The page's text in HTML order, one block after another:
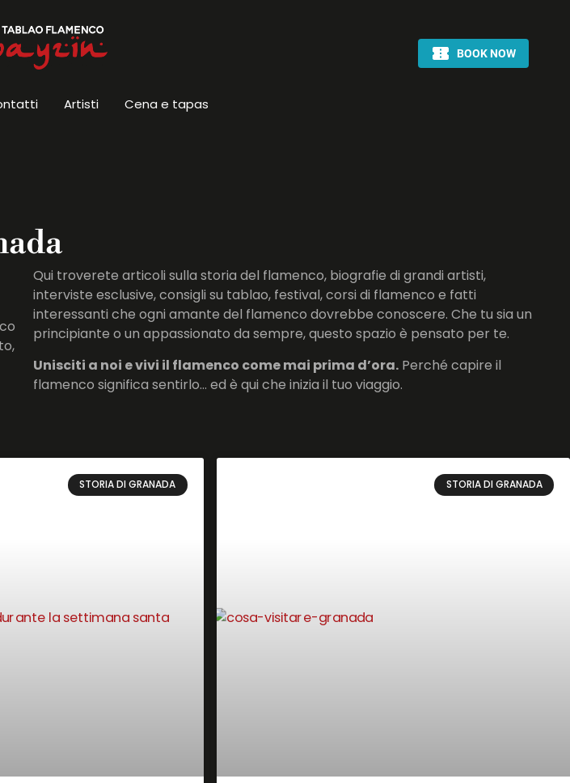
Artisti Cena e tapas
Qui troverete articoli sulla storia del flamenco, biografie di grandi artisti,
interviste esclusive, consigli su tablao, festival, corsi di flamenco e fatti
interessanti che ogni amante del flamenco dovrebbe conoscere. Che tu sia un
principiante o un appassionato da sempre, questo spazio è pensato per te.
Unisciti a noi e vivi il flamenco come mai prima d’ora.
flamenco significa sentirlo… ed è qui che inizia il tuo viaggio.
STORIA DI GRANADA STORIA DI GRANADA